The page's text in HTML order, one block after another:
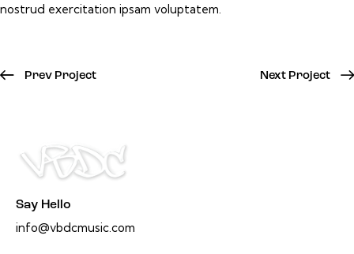
nostrud exercitation ipsam voluptatem.
Prev Project Next Project
Say Hello
info@vbdcmusic.com